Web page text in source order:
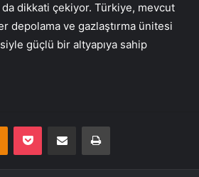
da dikkati çekiyor. Türkiye, mevcut
depolama ve gazlaştırma ünitesi
güçlü bir altyapıya sahip
Odnoklassniki
Pocket E-Posta ile paylaş Yazdır